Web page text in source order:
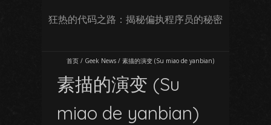
狂热的代码之路：揭秘偏执程序员的秘密
首页 / Geek News / 素描的演变 (Su miao de yanbian)
素描的演变 (Su
miao de yanbian)